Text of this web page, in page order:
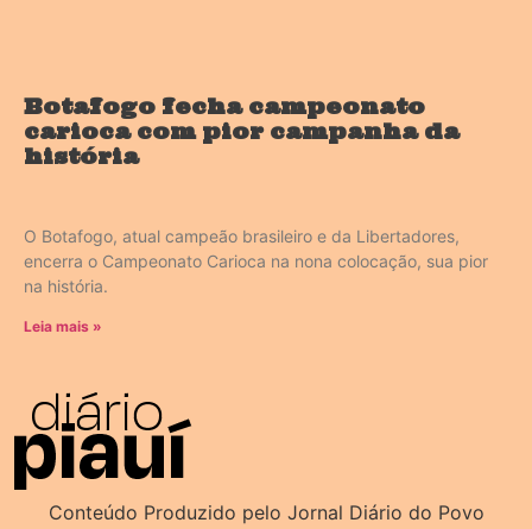
Botafogo fecha campeonato
carioca com pior campanha da
história
O Botafogo, atual campeão brasileiro e da Libertadores,
encerra o Campeonato Carioca na nona colocação, sua pior
na história.
Leia mais »
Conteúdo Produzido pelo Jornal Diário do Povo